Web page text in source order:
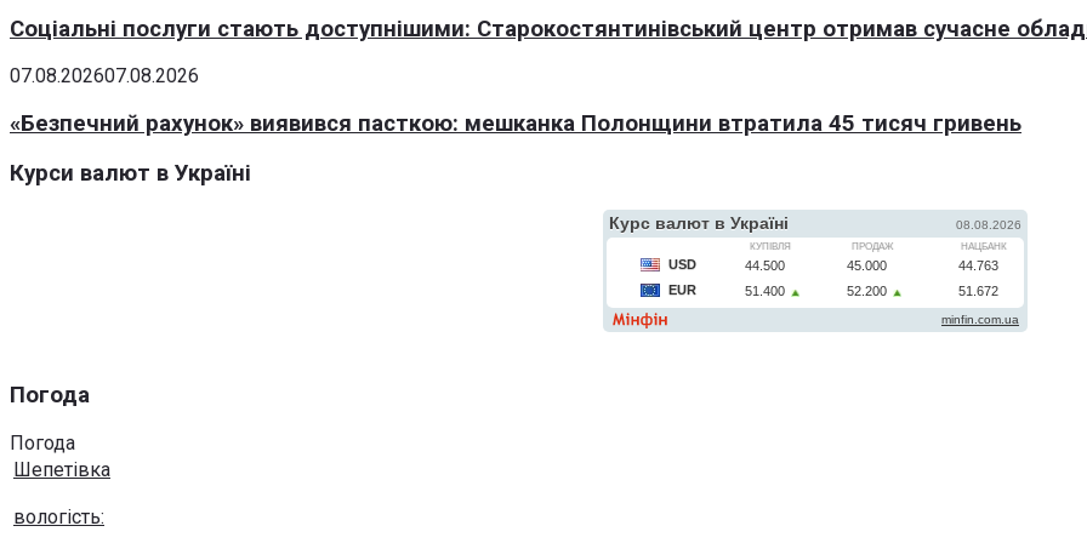
Соціальні послуги стають доступнішими: Старокостянтинівський центр отримав сучасне
07.08.202607.08.2026
«Безпечний рахунок» виявився пасткою: мешканка Полонщини втратила 45 тисяч гривень
Курси валют в Україні
Погода
Погода
Шепетівка
вологість: